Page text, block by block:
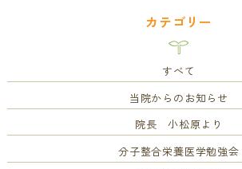
カテゴリー
すべて
当院からのお知らせ
院長 小松原より
分子整合栄養医学勉強会